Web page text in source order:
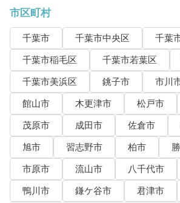
市区町村
千葉市 千葉市中央区
千葉
千葉市稲毛区
千葉市若葉区
千葉市美浜区
銚子市 市川
館山市
木更津市 松戸市
茂原市
成田市 佐倉市
旭市
習志野市 柏市
市原市
流山市 八千代市
鴨川市
鎌ケ谷市 君津市